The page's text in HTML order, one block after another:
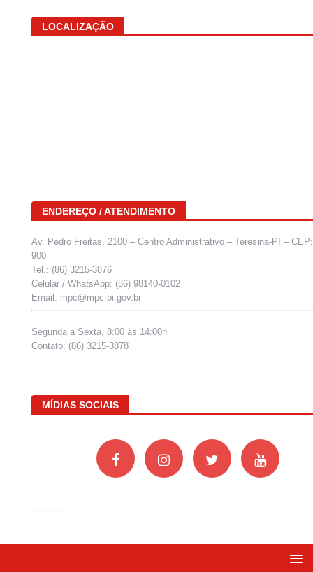
LOCALIZAÇÃO
ENDEREÇO / ATENDIMENTO
Av. Pedro Freitas, 2100 – Centro Administrativo – Teresina-PI –
900
Tel.: (86) 3215-3876
Celular / WhatsApp: (86) 98140-0102
Email: mpc@mpc.pi.gov.br
Segunda a Sexta, 8:00 às 14:00h
Contato: (86) 3215-3878
MÍDIAS SOCIAIS